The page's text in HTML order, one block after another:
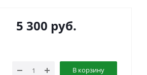
5 300 руб.
В корзину